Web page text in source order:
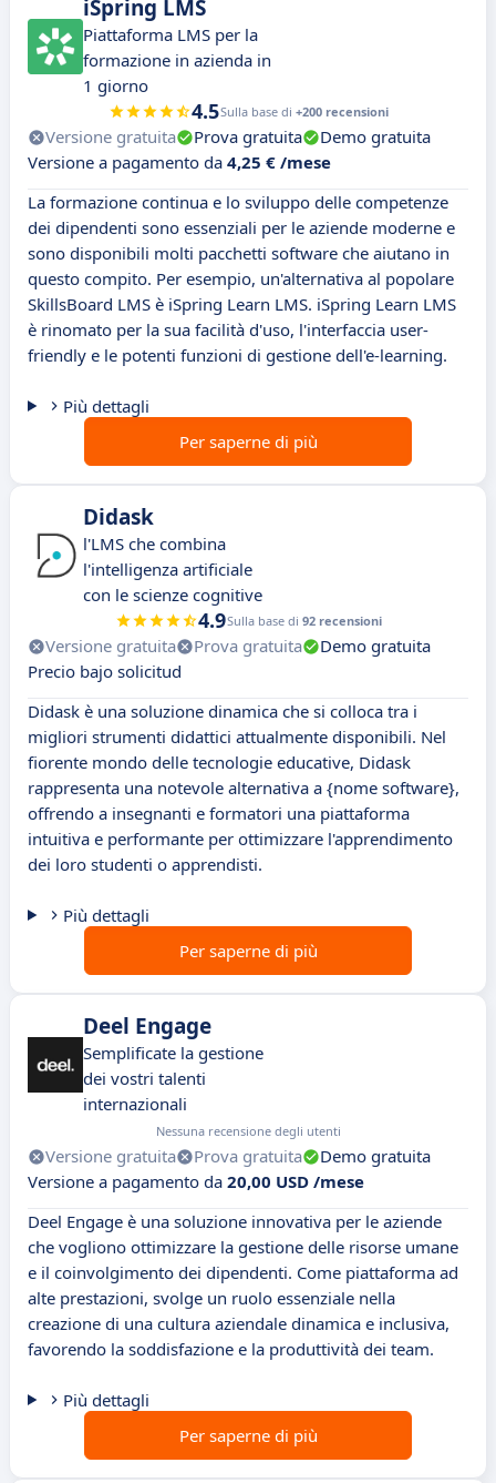
iSpring LMS
Piattaforma LMS per la
formazione in azienda in
1 giorno
4.5Sulla base di +200 recensioni
Versione gratuita Prova gratuita
Demo gratuita
Versione a pagamento da 4,25 € /mese
La formazione continua e lo sviluppo delle competenze
dei dipendenti sono essenziali per le aziende moderne e
sono disponibili molti pacchetti software che aiutano in
questo compito. Per esempio, un'alternativa al popolare
SkillsBoard LMS è iSpring Learn LMS. iSpring Learn LMS
è rinomato per la sua facilità d'uso, l'interfaccia user-
friendly e le potenti funzioni di gestione dell'e-learning.
Più dettagli
Per saperne di più
Didask
l'LMS che combina
l'intelligenza artificiale
con le scienze cognitive
4.9Sulla base di 92 recensioni
Versione gratuita Prova gratuita
Demo gratuita
Precio bajo solicitud
Didask è una soluzione dinamica che si colloca tra i
migliori strumenti didattici attualmente disponibili. Nel
fiorente mondo delle tecnologie educative, Didask
rappresenta una notevole alternativa a {nome software},
offrendo a insegnanti e formatori una piattaforma
intuitiva e performante per ottimizzare l'apprendimento
dei loro studenti o apprendisti.
Più dettagli
Per saperne di più
Deel Engage
Semplificate la gestione
dei vostri talenti
internazionali
Nessuna recensione degli utenti
Versione gratuita Prova gratuita
Demo gratuita
Versione a pagamento da 20,00 USD /mese
Deel Engage è una soluzione innovativa per le aziende
che vogliono ottimizzare la gestione delle risorse umane
e il coinvolgimento dei dipendenti. Come piattaforma ad
alte prestazioni, svolge un ruolo essenziale nella
creazione di una cultura aziendale dinamica e inclusiva,
favorendo la soddisfazione e la produttività dei team.
Più dettagli
Per saperne di più